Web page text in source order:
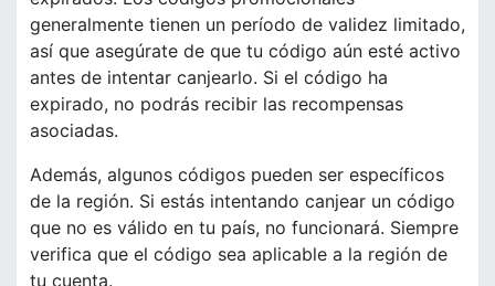
generalmente tienen un período de validez limitado,
así que asegúrate de que tu código aún esté activo
antes de intentar canjearlo. Si el código ha
expirado, no podrás recibir las recompensas
asociadas.
Además, algunos códigos pueden ser específicos
de la región. Si estás intentando canjear un código
que no es válido en tu país, no funcionará. Siempre
verifica que el código sea aplicable a la región de
tu cuenta.